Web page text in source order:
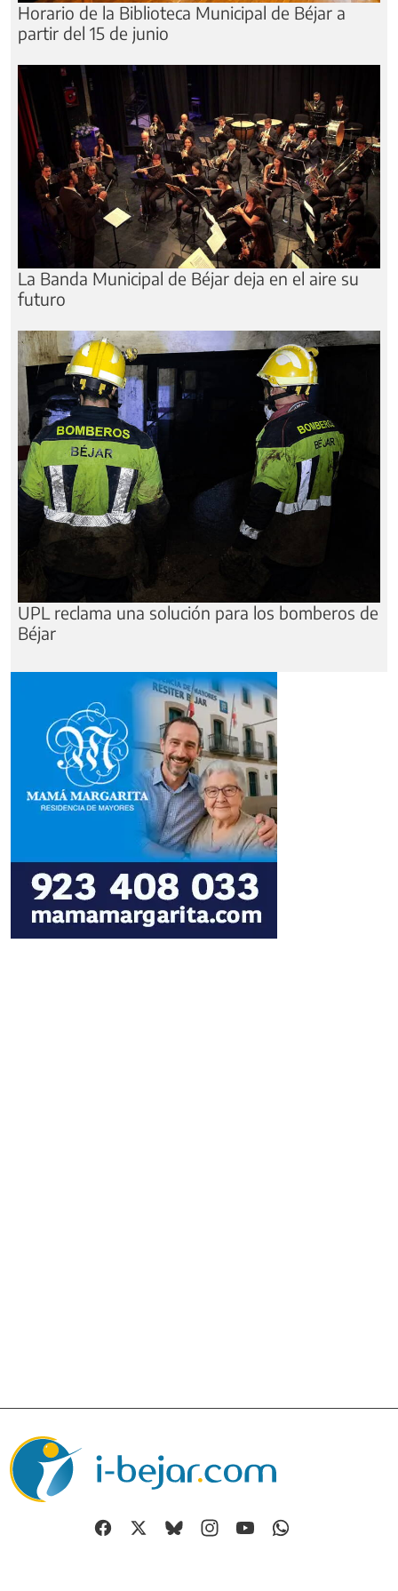
Horario de la Biblioteca Municipal de Béjar a
partir del 15 de junio
La Banda Municipal de Béjar deja en el aire su
futuro
UPL reclama una solución para los bomberos de
Béjar